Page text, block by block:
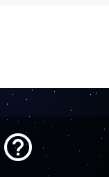
help_outline